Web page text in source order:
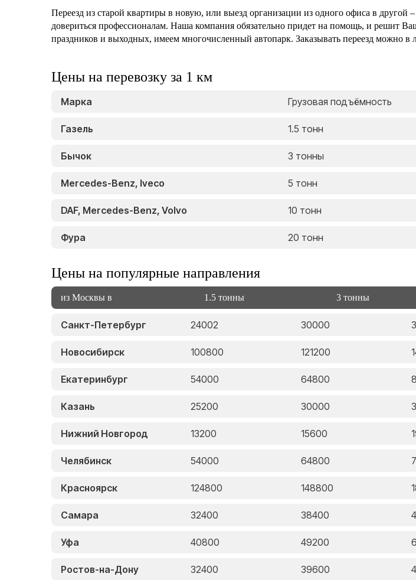
Переезд из старой квартиры в новую, или выезд организации из одного офиса в другой
довериться профессионалам. Наша компания обязательно придет на помощь, и решит
праздников и выходных, имеем многочисленный автопарк. Заказывать переезд можно в
Цены на перевозку за 1 км
Марка Грузовая подъёмность
Газель 1.5 тонн
Бычок 3 тонны
Mercedes-Benz, Iveco 5 тонн
DAF, Mercedes-Benz, Volvo 10 тонн
Фура 20 тонн
Цены на популярные направления
из Москвы в 1.5 тонны 3 тонны
Санкт-Петербург 24002 30000
Новосибирск 100800 121200
Екатеринбург 54000 64800
Казань 25200 30000
Нижний Новгород 13200 15600
Челябинск 54000 64800
Красноярск 124800 148800
Самара 32400 38400
Уфа 40800 49200
Ростов-на-Дону 32400 39600